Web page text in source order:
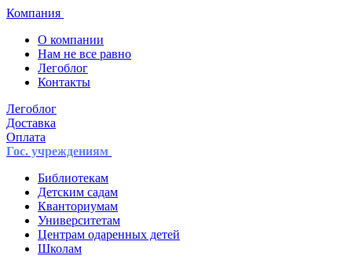
Компания
О компании
Нам не все равно
Легоблог
Контакты
Легоблог
Доставка
Оплата
Гос. учреждениям
Библиотекам
Детским садам
Кванториумам
Университетам
Центрам одаренных детей
Школам